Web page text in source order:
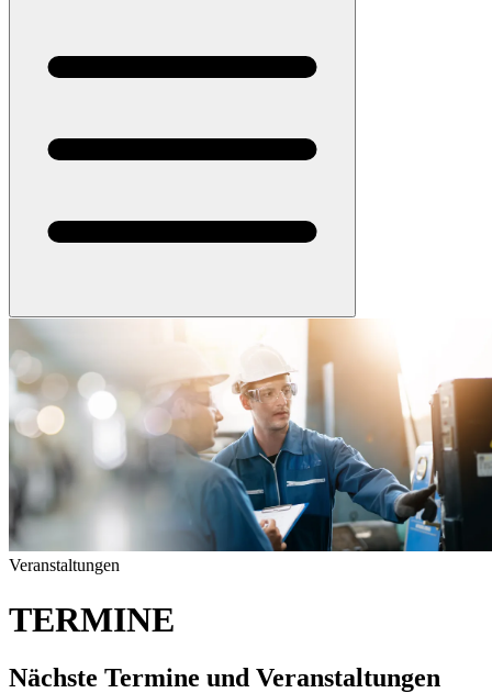
Veranstaltungen
TERMINE
Nächste Termine und Veranstaltungen